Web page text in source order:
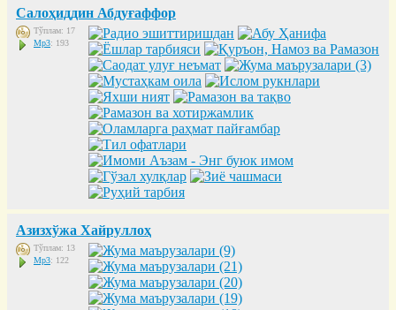
Салоҳиддин Абдуғаффор
Тўплам: 17
Mp3: 193
Азизхўжа Хайруллоҳ
Тўплам: 13
Mp3: 122